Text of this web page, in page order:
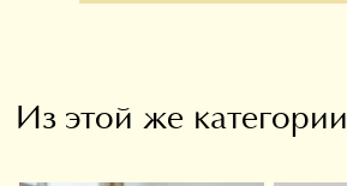
Из этой же категории